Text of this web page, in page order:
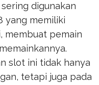
digunakan
yang memiliki
membuat pemain
slot ini tidak hanya
tetapi juga pada